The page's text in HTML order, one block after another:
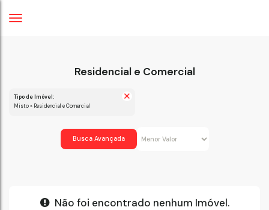
Residencial e Comercial
Tipo de Imóvel:
Misto » Residencial e Comercial
Busca Avançada
Não foi encontrado nenhum Imóvel.